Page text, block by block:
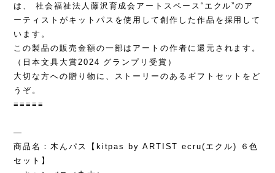
は、 社会福祉法人藤沢育成会アートスペース“エクル”のア
ーティストがキットパスを使用して創作した作品を採用して
います。
この製品の販売金額の一部はアートの作者に還元されます。
（日本文具大賞2024 グランプリ受賞）
大切な方への贈り物に、ストーリーのあるギフトセットをど
うぞ。
≡≡≡≡≡
—
商品名：木んパス【kitpas by ARTIST ecru(エクル) ６色
セット】